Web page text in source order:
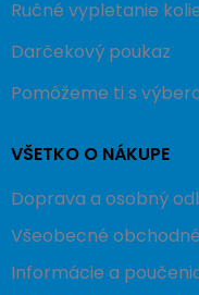
Ručné vypletanie
Darčekový poukaz
Pomôžeme ti s
VŠETKO O NÁKUPE
Doprava a osobný
Všeobecné
Informácie a